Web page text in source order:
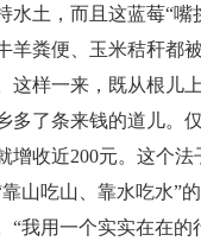
水土，而且这蓝莓“嘴
羊粪便、玉米秸秆都
这样一来，既从根儿
多了条来钱的道儿。
增收近200元。这个
山吃山、靠水吃水”
“我用一个实实在在的